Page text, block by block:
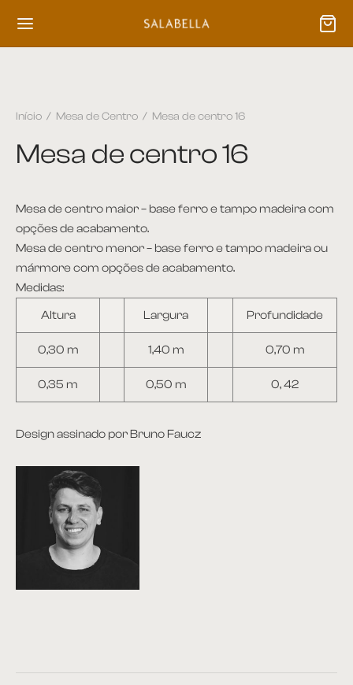
Início / Mesa de Centro / Mesa de centro 16
Mesa de centro 16
Mesa de centro maior – base ferro e tampo madeira com
opções de acabamento.
Mesa de centro menor – base ferro e tampo madeira ou
mármore com opções de acabamento.
Medidas:
Altura
Largura Profundidade
0,30 m 1,40 m 0,70 m
0,35 m 0,50 m 0, 42
Design assinado por Bruno Faucz